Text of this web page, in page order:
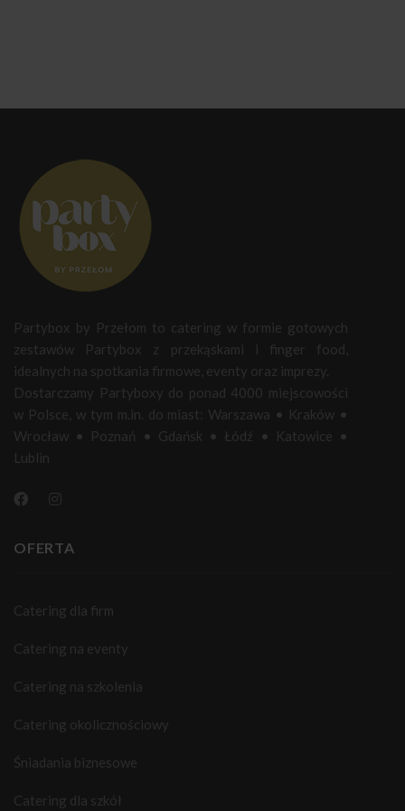
Partybox by Przełom to catering w formie gotowych
zestawów Partybox z przekąskami i finger food,
idealnych na spotkania firmowe, eventy oraz imprezy.
Dostarczamy Partyboxy do ponad 4000 miejscowości
w Polsce, w tym m.in. do miast: Warszawa • Kraków •
Wrocław • Poznań • Gdańsk • Łódź • Katowice •
Lublin
OFERTA
Catering dla firm
Catering na eventy
Catering na szkolenia
Catering okolicznościowy
Śniadania biznesowe
Catering dla szkół